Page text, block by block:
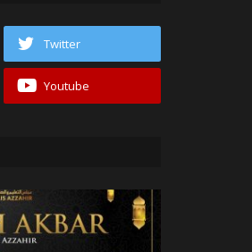
Twitter
Youtube